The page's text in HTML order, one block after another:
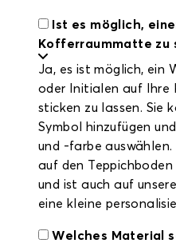
Ist es möglich,
Kofferraummatte zu
Ja, es ist möglich, ein
oder Initialen auf Ihre
sticken zu lassen. Sie
Symbol hinzufügen
und -farbe
auf den
und ist auch auf
eine kleine
Welches Material